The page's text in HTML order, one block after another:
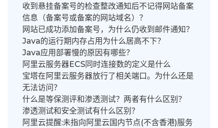
收到悬挂备案号的检查整改通知后不记得网站备案
信息（备案号或备案的网站域名）？
网站已成功添加备案号，为什么仍收到邮件通知？
Java的运行期内存占用为什么居高不下？
Java应用部署慢的原因有哪些？
阿里云服务器ECS同时连接数的定义是什么
宝塔在阿里云服务器放行了相关端口。为什么还是
无法访问？
什么是等保测评和渗透测试？两者有什么区别？
渗透测试和安全测试有什么区别？
阿里云提醒:未指向阿里云国内节点(不含香港)服务